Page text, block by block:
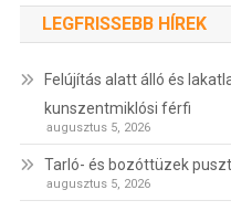
LEGFRISSEBB HÍREK
Felújítás alatt álló és
kunszentmiklósi férfi
augusztus 5, 2026
Tarló- és bozóttüzek
augusztus 5, 2026